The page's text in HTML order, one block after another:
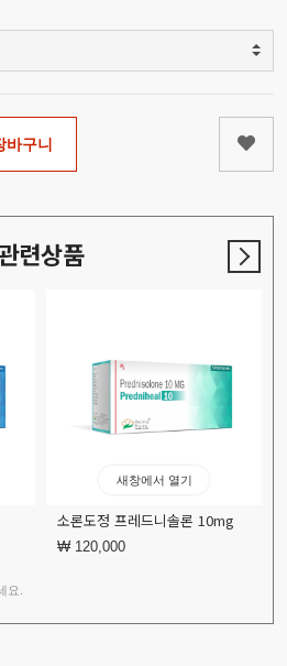
바구니
련상품
새창에서 열기
소론도정 프레드니솔론 10mg
₩ 120,000
요.